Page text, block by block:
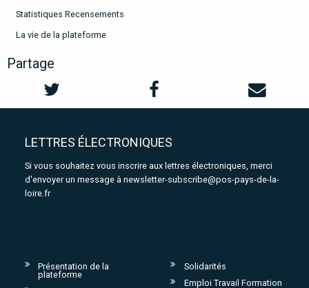
Statistiques Recensements
La vie de la plateforme
Partage
LETTRES ÉLECTRONIQUES
Si vous souhaitez vous inscrire aux lettres électroniques, merci
d'envoyer un message à newsletter-subscribe@pos-pays-de-la-
loire.fr
Présentation de la
plateforme
Solidarités
Emploi Travail Formation